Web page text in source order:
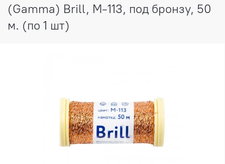
(Gamma) Brill, М-113, под бронзу, 50
м. (по 1 шт)